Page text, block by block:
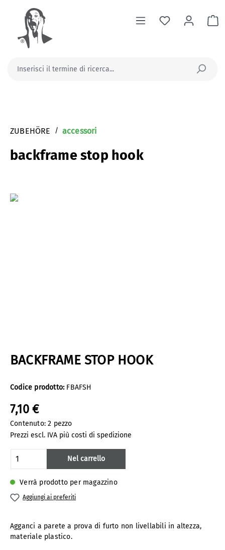
principale
Il
ZUBEHÖRE / accessori
backframe stop hook
Salta la galleria di immagini
BACKFRAME STOP HOOK
Codice prodotto: FBAFSH
7,10 €
Contenuto:2 pezzo
Prezzi escl. IVA più costi di spedizione
Verrà prodotto per magazzino
Quantità del prodotto: inserisci la
Nel carrello
Aggiungi ai preferiti
Agganci a parete a prova di furto non livellabili in altezza,
materiale plastico.